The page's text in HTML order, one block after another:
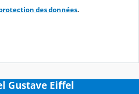
des données.
Gustave Eiffel